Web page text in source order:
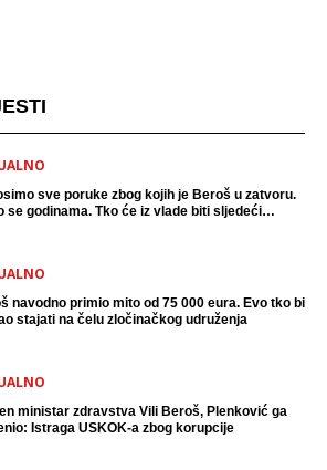
sve poruke zbog kojih je Beroš u zatvoru.
se godinama. Tko će iz vlade biti sljedeći
navodno primio mito od 75 000 eura. Evo tko bi
stajati na čelu zločinačkog udruženja
ministar zdravstva Vili Beroš, Plenković ga
Istraga USKOK-a zbog korupcije